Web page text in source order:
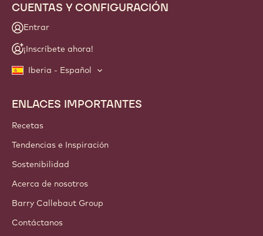
CUENTAS Y CONFIGURACIÓN
Entrar
¡Inscríbete ahora!
Iberia - Español
Footer
Callebaut
ENLACES IMPORTANTES
Recetas
Tendencias e Inspiración
Sostenibilidad
Acerca de nosotros
Barry Callebaut Group
Contáctanos